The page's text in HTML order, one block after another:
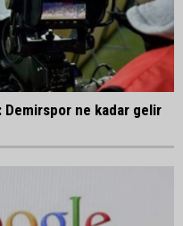
Demirspor ne kadar gelir